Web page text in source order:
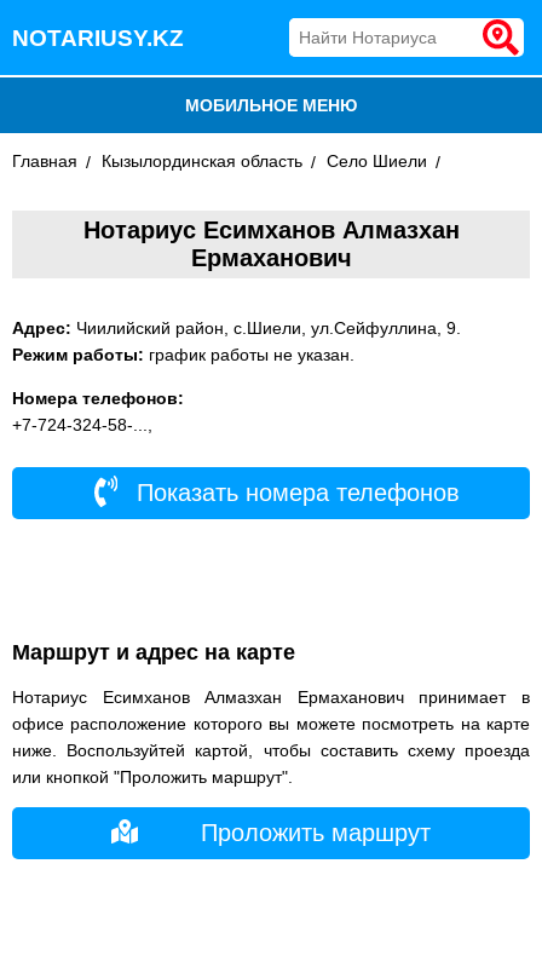
NOTARIUSY.KZ
МОБИЛЬНОЕ МЕНЮ
БЛОГ
ДОБАВИТЬ КОМПАНИЮ
НОТАРИУСЫ КАЗАХСТАНА
Главная Кызылординская область Село Шиели
Нотариус Есимханов Алмазхан
Ермаханович
Адрес: Чиилийский район, с.Шиели, ул.Сейфуллина, 9.
Режим работы: график работы не указан.
Номера телефонов:
+7-724-324-58-...,
Показать номера телефонов
Маршрут и адрес на карте
Нотариус Есимханов Алмазхан Ермаханович принимает в
офисе расположение которого вы можете посмотреть на карте
ниже. Воспользуйтей картой, чтобы составить схему проезда
или кнопкой "Проложить маршрут".
Проложить маршрут